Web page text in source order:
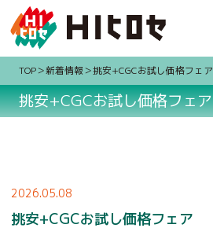
TOP 新着情報 挑安+CGCお試し価格フェア
挑安+CGCお試し価格フェア
2026.05.08
挑安+CGCお試し価格フェア